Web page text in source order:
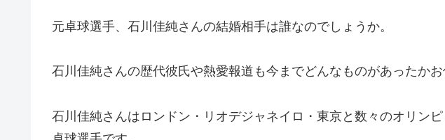
元卓球選手、石川佳純さんの結婚相手は誰なのでしょうか。
石川佳純さんの歴代彼氏や熱愛報道も今までどんなものがあったかお
石川佳純さんはロンドン・リオデジャネイロ・東京と数々のオリン